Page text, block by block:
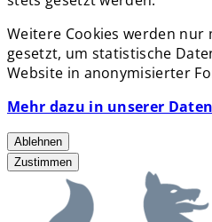
Weitere Cookies werden
gesetzt, um statistische
Website in anonymisierter
Mehr dazu in unserer
Ablehnen
Zustimmen